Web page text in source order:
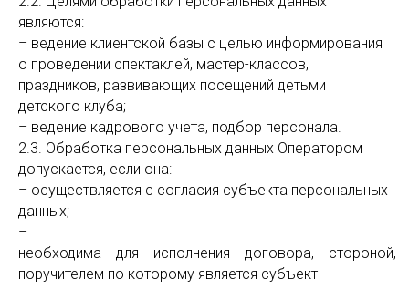
являются:
– ведение клиентской базы с целью информирования
о проведении спектаклей, мастер-классов,
праздников, развивающих посещений детьми
детского клуба;
– ведение кадрового учета, подбор персонала.
2.3. Обработка персональных данных Оператором
допускается, если она:
– осуществляется с согласия субъекта персональных
данных;
–
необходима для исполнения договора,
поручителем по которому является субъект